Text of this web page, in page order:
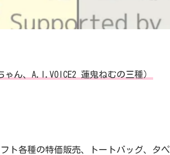
ん、A.I.VOICE2 蓮鬼ねむの三種）
ト各種の特価販売、トートバッグ、タペ